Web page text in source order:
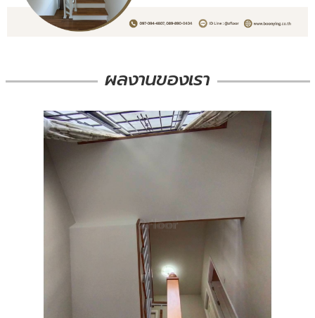
ผลงานของเรา